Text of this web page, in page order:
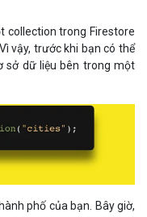
vậy, trước khi bạn có thể
sở dữ liệu bên trong một
thủ đô, bạn sẽ viết một